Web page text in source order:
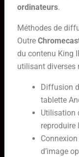
ordinateurs.
Méthodes de
Outre
du contenu King
utilisant diverses
Diffusion
tablette
Utilisation
reproduire
d’image